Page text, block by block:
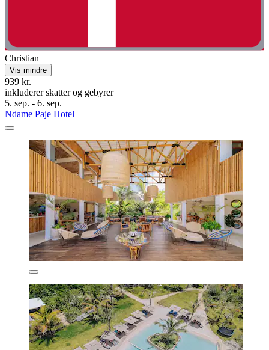
Christian
Vis mindre
939 kr.
inkluderer skatter og gebyrer
5. sep. - 6. sep.
Ndame Paje Hotel